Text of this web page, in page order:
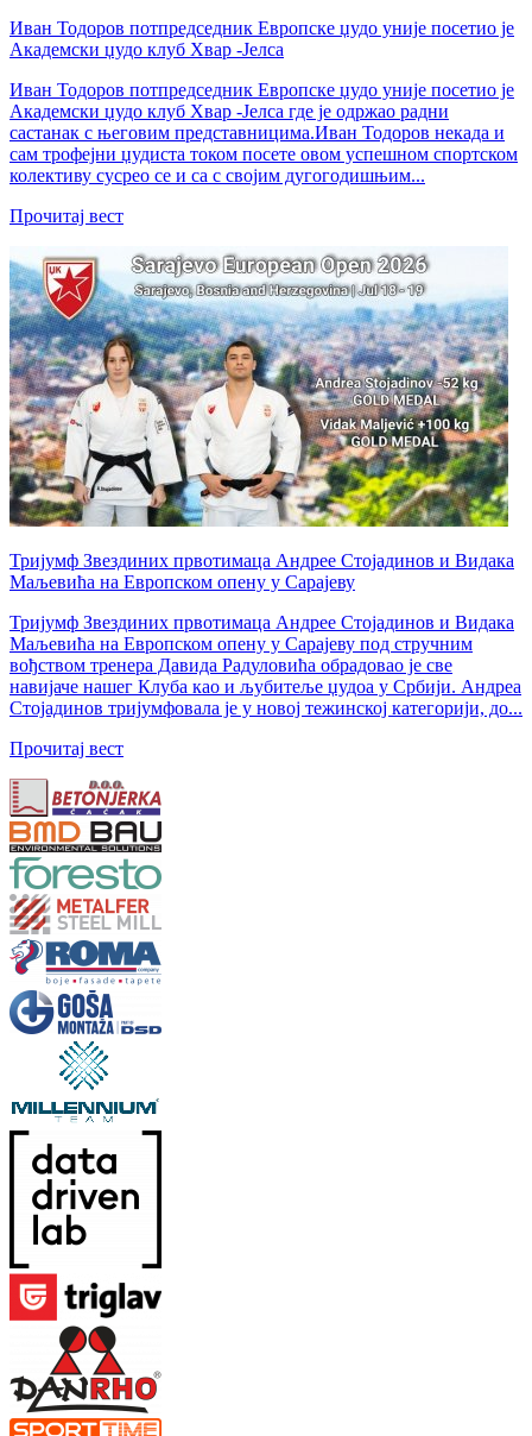
Иван Тодоров потпредседник Европске џудо уније посетио је
Академски џудо клуб Хвар -Јелса
Иван Тодоров потпредседник Европске џудо уније посетио је
Академски џудо клуб Хвар -Јелса где је одржао радни
састанак с његовим представницима.Иван Тодоров некада и
сам трофејни џудиста током посете овом успешном спортском
колективу сусрео се и са с својим дугогодишњим...
Прочитај вест
Тријумф Звездиних првотимаца Андрее Стојадинов и Видака
Маљевића на Европском опену у Сарајеву
Тријумф Звездиних првотимаца Андрее Стојадинов и Видака
Маљевића на Европском опену у Сарајеву под стручним
вођством тренера Давида Радуловића обрадовао је све
навијаче нашег Клуба као и љубитеље џудоа у Србији. Андреа
Стојадинов тријумфовала је у новој тежинској категорији, до...
Прочитај вест